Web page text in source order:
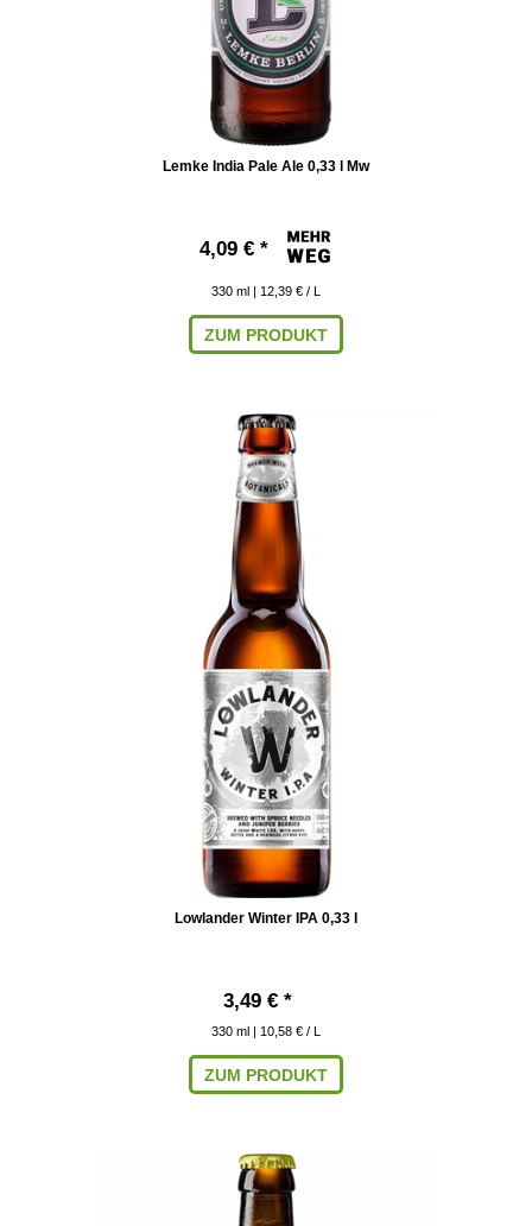
Lemke India Pale Ale 0,33 l Mw
4,09 € *
330 ml | 12,39 € / L
ZUM PRODUKT
Lowlander Winter IPA 0,33 l
3,49 € *
330 ml | 10,58 € / L
ZUM PRODUKT